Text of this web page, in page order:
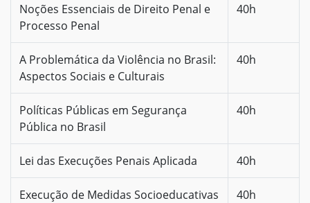
Noções Essenciais de Direito Penal e
Processo Penal
40h
A Problemática da Violência no Brasil:
Aspectos Sociais e Culturais
40h
Políticas Públicas em Segurança
Pública no Brasil
40h
Lei das Execuções Penais Aplicada 40h
Execução de Medidas Socioeducativas 40h